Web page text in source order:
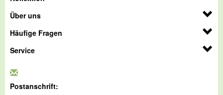
Über uns
Häufige Fragen
Service
Postanschrift: